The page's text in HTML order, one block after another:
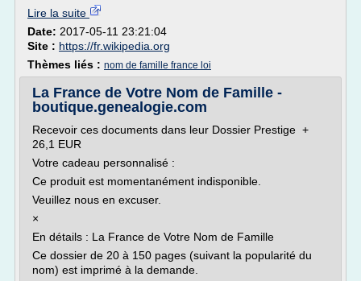
Lire la suite
Date: 2017-05-11 23:21:04
Site : https://fr.wikipedia.org
Thèmes liés : nom de famille france loi
La France de Votre Nom de Famille -
boutique.genealogie.com
Recevoir ces documents dans leur Dossier Prestige +
26,1 EUR
Votre cadeau personnalisé :
Ce produit est momentanément indisponible.
Veuillez nous en excuser.
×
En détails : La France de Votre Nom de Famille
Ce dossier de 20 à 150 pages (suivant la popularité du
nom) est imprimé à la demande.